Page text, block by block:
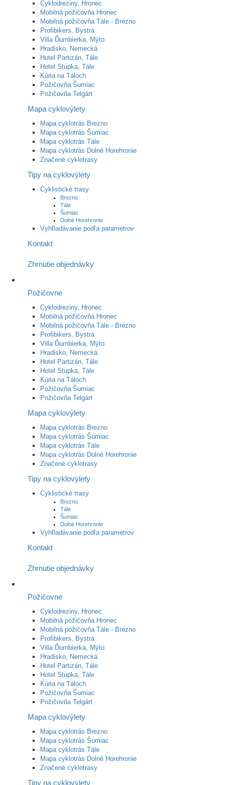
Cyklodreziny, Hronec
Mobilná požičovňa Hronec
Mobilná požičovňa Tále - Brezno
Profibikers, Bystrá
Villa Ďumbierka, Mýto
Hradisko, Nemecká
Hotel Partizán, Tále
Hotel Stupka, Tále
Kúria na Táloch
Požičovňa Šumiac
Požičovňa Telgárt
Mapa cyklovýlety
Mapa cyklotrás Brezno
Mapa cyklotrás Šumiac
Mapa cyklotrás Tále
Mapa cyklotrás Dolné Horehronie
Značené cyklotrasy
Tipy na cyklovýlety
Cyklistické trasy
Brezno
Tále
Šumiac
Dolné Horehronie
Vyhľladávanie podľa parametrov
Kontakt
Zhrnutie objednávky
Požičovne
Cyklodreziny, Hronec
Mobilná požičovňa Hronec
Mobilná požičovňa Tále - Brezno
Profibikers, Bystrá
Villa Ďumbierka, Mýto
Hradisko, Nemecká
Hotel Partizán, Tále
Hotel Stupka, Tále
Kúria na Táloch
Požičovňa Šumiac
Požičovňa Telgárt
Mapa cyklovýlety
Mapa cyklotrás Brezno
Mapa cyklotrás Šumiac
Mapa cyklotrás Tále
Mapa cyklotrás Dolné Horehronie
Značené cyklotrasy
Tipy na cyklovýlety
Cyklistické trasy
Brezno
Tále
Šumiac
Dolné Horehronie
Vyhľladávanie podľa parametrov
Kontakt
Zhrnutie objednávky
Požičovne
Cyklodreziny, Hronec
Mobilná požičovňa Hronec
Mobilná požičovňa Tále - Brezno
Profibikers, Bystrá
Villa Ďumbierka, Mýto
Hradisko, Nemecká
Hotel Partizán, Tále
Hotel Stupka, Tále
Kúria na Táloch
Požičovňa Šumiac
Požičovňa Telgárt
Mapa cyklovýlety
Mapa cyklotrás Brezno
Mapa cyklotrás Šumiac
Mapa cyklotrás Tále
Mapa cyklotrás Dolné Horehronie
Značené cyklotrasy
Tipy na cyklovýlety